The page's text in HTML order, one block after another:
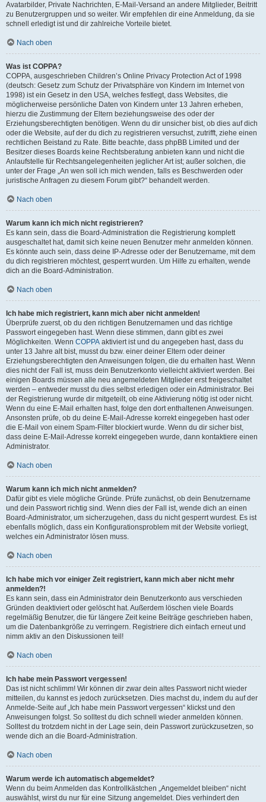
Avatarbilder, Private Nachrichten, E-Mail-Versand an andere Mitglieder, Beitritt
zu Benutzergruppen und so weiter. Wir empfehlen dir eine Anmeldung, da sie
schnell erledigt ist und dir zahlreiche Vorteile bietet.
Nach oben
Was ist COPPA?
COPPA, ausgeschrieben Children’s Online Privacy Protection Act of 1998
(deutsch: Gesetz zum Schutz der Privatsphäre von Kindern im Internet von
1998) ist ein Gesetz in den USA, welches festlegt, dass Websites, die
möglicherweise persönliche Daten von Kindern unter 13 Jahren erheben,
hierzu die Zustimmung der Eltern beziehungsweise des oder der
Erziehungsberechtigten benötigen. Wenn du dir unsicher bist, ob dies auf dich
oder die Website, auf der du dich zu registrieren versuchst, zutrifft, ziehe einen
rechtlichen Beistand zu Rate. Bitte beachte, dass phpBB Limited und der
Besitzer dieses Boards keine Rechtsberatung anbieten kann und nicht die
Anlaufstelle für Rechtsangelegenheiten jeglicher Art ist; außer solchen, die
unter der Frage „An wen soll ich mich wenden, falls es Beschwerden oder
juristische Anfragen zu diesem Forum gibt?“ behandelt werden.
Nach oben
Warum kann ich mich nicht registrieren?
Es kann sein, dass die Board-Administration die Registrierung komplett
ausgeschaltet hat, damit sich keine neuen Benutzer mehr anmelden können.
Es könnte auch sein, dass deine IP-Adresse oder der Benutzername, mit dem
du dich registrieren möchtest, gesperrt wurden. Um Hilfe zu erhalten, wende
dich an die Board-Administration.
Nach oben
Ich habe mich registriert, kann mich aber nicht anmelden!
Überprüfe zuerst, ob du den richtigen Benutzernamen und das richtige
Passwort eingegeben hast. Wenn diese stimmen, dann gibt es zwei
Möglichkeiten. Wenn COPPA aktiviert ist und du angegeben hast, dass du
unter 13 Jahre alt bist, musst du bzw. einer deiner Eltern oder deiner
Erziehungsberechtigten den Anweisungen folgen, die du erhalten hast. Wenn
dies nicht der Fall ist, muss dein Benutzerkonto vielleicht aktiviert werden. Bei
einigen Boards müssen alle neu angemeldeten Mitglieder erst freigeschaltet
werden – entweder musst du dies selbst erledigen oder ein Administrator. Bei
der Registrierung wurde dir mitgeteilt, ob eine Aktivierung nötig ist oder nicht.
Wenn du eine E-Mail erhalten hast, folge den dort enthaltenen Anweisungen.
Ansonsten prüfe, ob du deine E-Mail-Adresse korrekt eingegeben hast oder
die E-Mail von einem Spam-Filter blockiert wurde. Wenn du dir sicher bist,
dass deine E-Mail-Adresse korrekt eingegeben wurde, dann kontaktiere einen
Administrator.
Nach oben
Warum kann ich mich nicht anmelden?
Dafür gibt es viele mögliche Gründe. Prüfe zunächst, ob dein Benutzername
und dein Passwort richtig sind. Wenn dies der Fall ist, wende dich an einen
Board-Administrator, um sicherzugehen, dass du nicht gesperrt wurdest. Es ist
ebenfalls möglich, dass ein Konfigurationsproblem mit der Website vorliegt,
welches ein Administrator lösen muss.
Nach oben
Ich habe mich vor einiger Zeit registriert, kann mich aber nicht mehr
anmelden?!
Es kann sein, dass ein Administrator dein Benutzerkonto aus verschieden
Gründen deaktiviert oder gelöscht hat. Außerdem löschen viele Boards
regelmäßig Benutzer, die für längere Zeit keine Beiträge geschrieben haben,
um die Datenbankgröße zu verringern. Registriere dich einfach erneut und
nimm aktiv an den Diskussionen teil!
Nach oben
Ich habe mein Passwort vergessen!
Das ist nicht schlimm! Wir können dir zwar dein altes Passwort nicht wieder
mitteilen, du kannst es jedoch zurücksetzen. Dies machst du, indem du auf der
Anmelde-Seite auf „Ich habe mein Passwort vergessen“ klickst und den
Anweisungen folgst. So solltest du dich schnell wieder anmelden können.
Solltest du trotzdem nicht in der Lage sein, dein Passwort zurückzusetzen, so
wende dich an die Board-Administration.
Nach oben
Warum werde ich automatisch abgemeldet?
Wenn du beim Anmelden das Kontrollkästchen „Angemeldet bleiben“ nicht
auswählst, wirst du nur für eine Sitzung angemeldet. Dies verhindert den